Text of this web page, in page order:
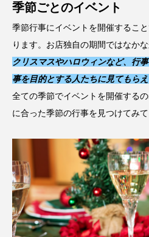
季節ごとのイベント
季節行事にイベントを開催するこ
ります。お店独自の期間ではなか
クリスマスやハロウィンなど、行
事を目的とする人たちに見てもらえ
全ての季節でイベントを開催する
に合った季節の行事を見つけてみて